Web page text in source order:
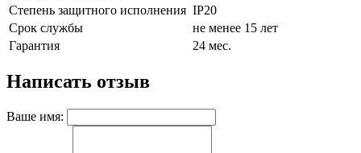
Степень защитного исполнения IP20
Срок службы
не менее 15 лет
Гарантия
24 мес.
Написать отзыв
Ваше имя: